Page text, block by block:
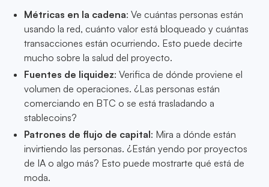
Métricas en la cadena: Ve cuántas personas están
usando la red, cuánto valor está bloqueado y cuántas
transacciones están ocurriendo. Esto puede decirte
mucho sobre la salud del proyecto.
Fuentes de liquidez: Verifica de dónde proviene el
volumen de operaciones. ¿Las personas están
comerciando en BTC o se está trasladando a
stablecoins?
Patrones de flujo de capital: Mira a dónde están
invirtiendo las personas. ¿Están yendo por proyectos
de IA o algo más? Esto puede mostrarte qué está de
moda.